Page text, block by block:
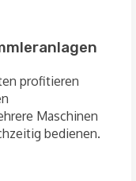
profitieren
Maschinen
bedienen.